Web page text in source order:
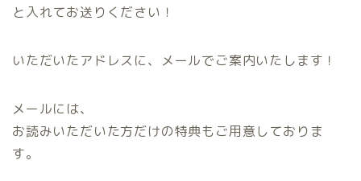
と入れてお送りください！
いただいたアドレスに、メールでご案内いたします！
メールには、
お読みいただいた方だけの特典もご用意しておりま
す。